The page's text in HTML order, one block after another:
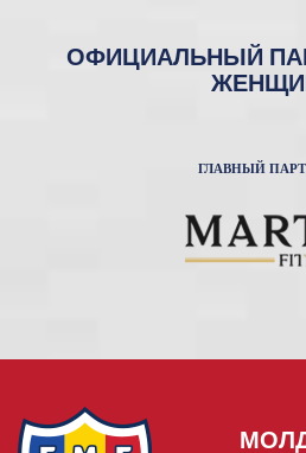
ОФИЦИАЛЬНЫЙ
ГЛАВНЫЙ